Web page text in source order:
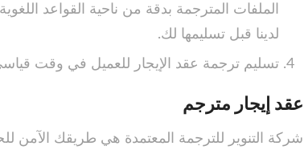
الملفات المترجمة بدقة من ناحية القواعد
لدينا قبل تسليمها لك.
تسليم ترجمة عقد الإيجار للعميل في وقت
عقد إيجار مترجم
شركة التنوير للترجمة المعتمدة هي طريقك